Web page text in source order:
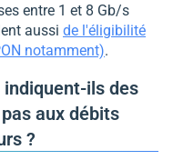
entre 1 et 8 Gb/s
aussi de l'éligibilité
notamment).
ils des
aux débits
?